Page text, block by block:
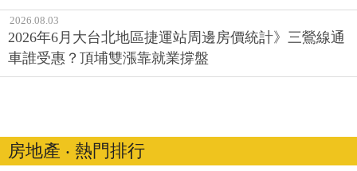
2026.08.03
2026年6月大台北地區捷運站周邊房價統計》三鶯線通
車誰受惠？頂埔雙漲靠就業撐盤
房地產 ‧ 熱門排行